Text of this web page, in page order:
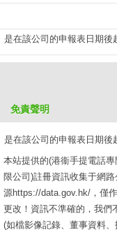
是在該公司的申報表日期後
是在該公司的申報表日期後
免責聲明
本站提供的(港衞手提電話
限公司)註冊資訊收集于網路
源https://data.gov.hk/，僅
更改！資訊不準確的，我們
(如檔影像記錄、董事資料